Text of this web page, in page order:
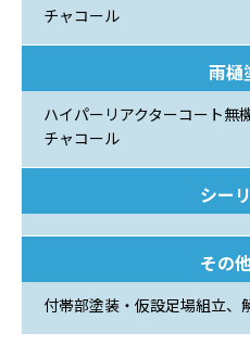
チャコール
雨樋
ハイパーリアクターコート無
チャコール
シー
その
付帯部塗装・仮設足場組立、